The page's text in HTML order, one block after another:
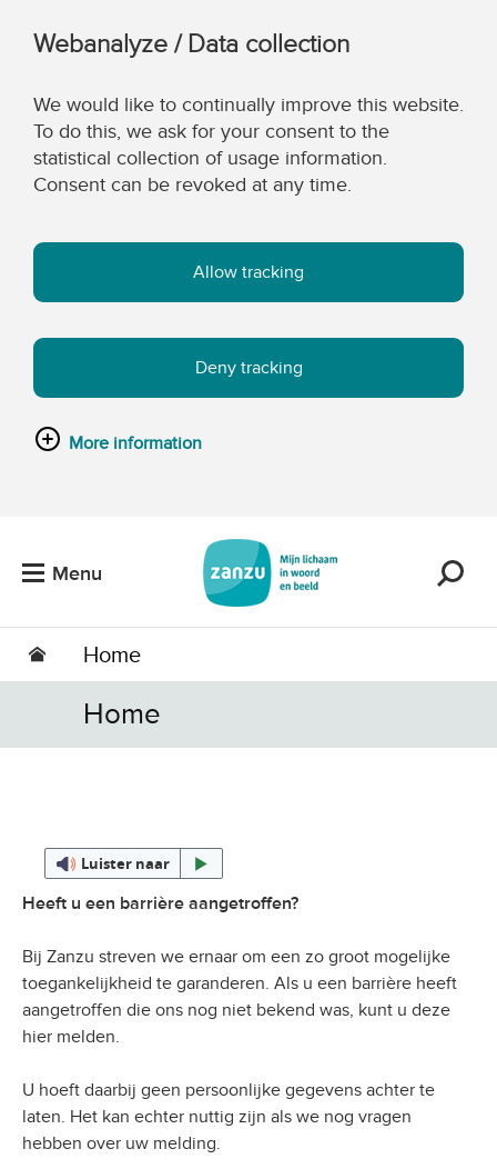
Webanalyze / Data collection
We would like to continually improve this website.
To do this, we ask for your consent to the
statistical collection of usage information.
Consent can be revoked at any time.
Allow tracking
Deny tracking
More information
Menu
Home
Home
Luister naar
Heeft u een barrière aangetroffen?
Bij Zanzu streven we ernaar om een zo groot mogelijke
toegankelijkheid te garanderen. Als u een barrière heeft
aangetroffen die ons nog niet bekend was, kunt u deze
hier melden.
U hoeft daarbij geen persoonlijke gegevens achter te
laten. Het kan echter nuttig zijn als we nog vragen
hebben over uw melding.